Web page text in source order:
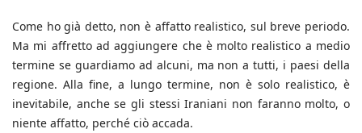
Come ho già detto, non è affatto realistico, sul breve periodo.
Ma mi affretto ad aggiungere che è molto realistico a medio
termine se guardiamo ad alcuni, ma non a tutti, i paesi della
regione. Alla fine, a lungo termine, non è solo realistico, è
inevitabile, anche se gli stessi Iraniani non faranno molto, o
niente affatto, perché ciò accada.